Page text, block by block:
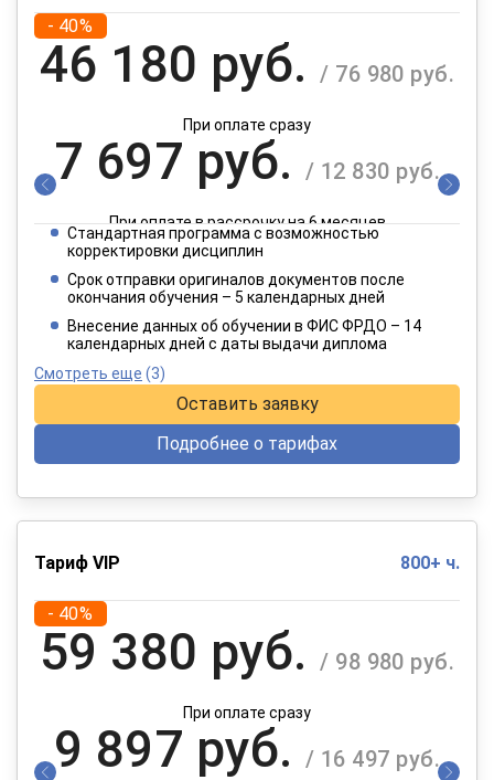
- 40%
46 180 руб. / 76 980 руб.
При оплате сразу
7 697 руб. / 12 830 руб.
При оплате в рассрочку на 6 месяцев
3 849 руб.
При оплате в рассрочку на 12 месяцев
Стандартная программа с возможностью
корректировки дисциплин
Срок отправки оригиналов документов после
окончания обучения – 5 календарных дней
Внесение данных об обучении в ФИС ФРДО – 14
календарных дней с даты выдачи диплома
Смотреть еще (3)
Оставить заявку
Подробнее о тарифах
Тариф VIP 800+ ч.
- 40%
59 380 руб. / 98 980 руб.
При оплате сразу
9 897 руб. / 16 497 руб.